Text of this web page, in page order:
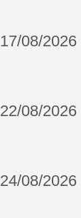
17/08/2026
22/08/2026
24/08/2026